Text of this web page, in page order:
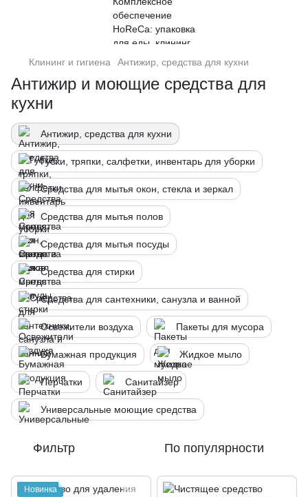
Клининг и гигиена Антижир, средства для кухни
Антижир и моющие средства для
кухни
Антижир, средства для кухни
Губки, тряпки, салфетки, инвентарь для уборки
Средства для мытья окон, стекла и зеркал
Средства для мытья полов
Средства для мытья посуды
Средства для стирки
Средства для сантехники, санузла и ванной
Освежители воздуха Пакеты для мусора
Бумажная продукция Жидкое мыло
Перчатки Санитайзер
Универсальные моющие средства
Фильтр По популярности
Новинка